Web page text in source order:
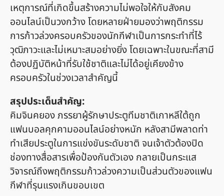
เหตุการณ์ที่เกิดขึ้นสร้างความไม่พอใจให้กับสังคม
ออนไลน์เป็นวงกว้าง โดยหลายฝ่ายมองว่าพฤติกรรม
การก้าวล่วงครอบครัวของนักกีฬาเป็นการกระทำที่ไร้
วุฒิภาวะและไม่เหมาะสมอย่างยิ่ง โดยเฉพาะในขณะที่สามี
ต้องปฏิบัติหน้าที่รับใช้ชาติและไม่ได้อยู่เคียงข้าง
ครอบครัวในช่วงเวลาสำคัญนี้
สรุปประเด็นสำคัญ:
คิมจินคยอง ภรรยาผู้รักษาประตูทีมชาติเกาหลีใต้ถูก
แฟนบอลคุกคามออนไลน์อย่างหนัก หลังสามีพลาดท่า
ทำเสียประตูในการแข่งขันระดับชาติ จนเจ้าตัวต้องปิด
ช่องทางสื่อสารเพื่อป้องกันตัวเอง กลายเป็นกระแส
วิจารณ์ถึงพฤติกรรมก้าวล่วงความเป็นส่วนตัวของแฟน
กีฬาที่รุนแรงเกินขอบเขต